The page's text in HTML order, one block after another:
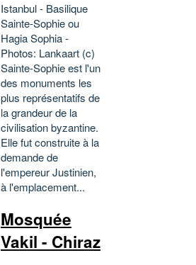
Istanbul - Basilique
Sainte-Sophie ou
Hagia Sophia -
Photos: Lankaart (c)
Sainte-Sophie est l'un
des monuments les
plus représentatifs de
la grandeur de la
civilisation byzantine.
Elle fut construite à la
demande de
l'empereur Justinien,
à l'emplacement...
Mosquée
Vakil - Chiraz